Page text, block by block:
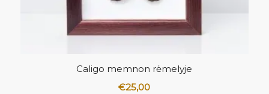
Caligo memnon rėmelyje
€25,00